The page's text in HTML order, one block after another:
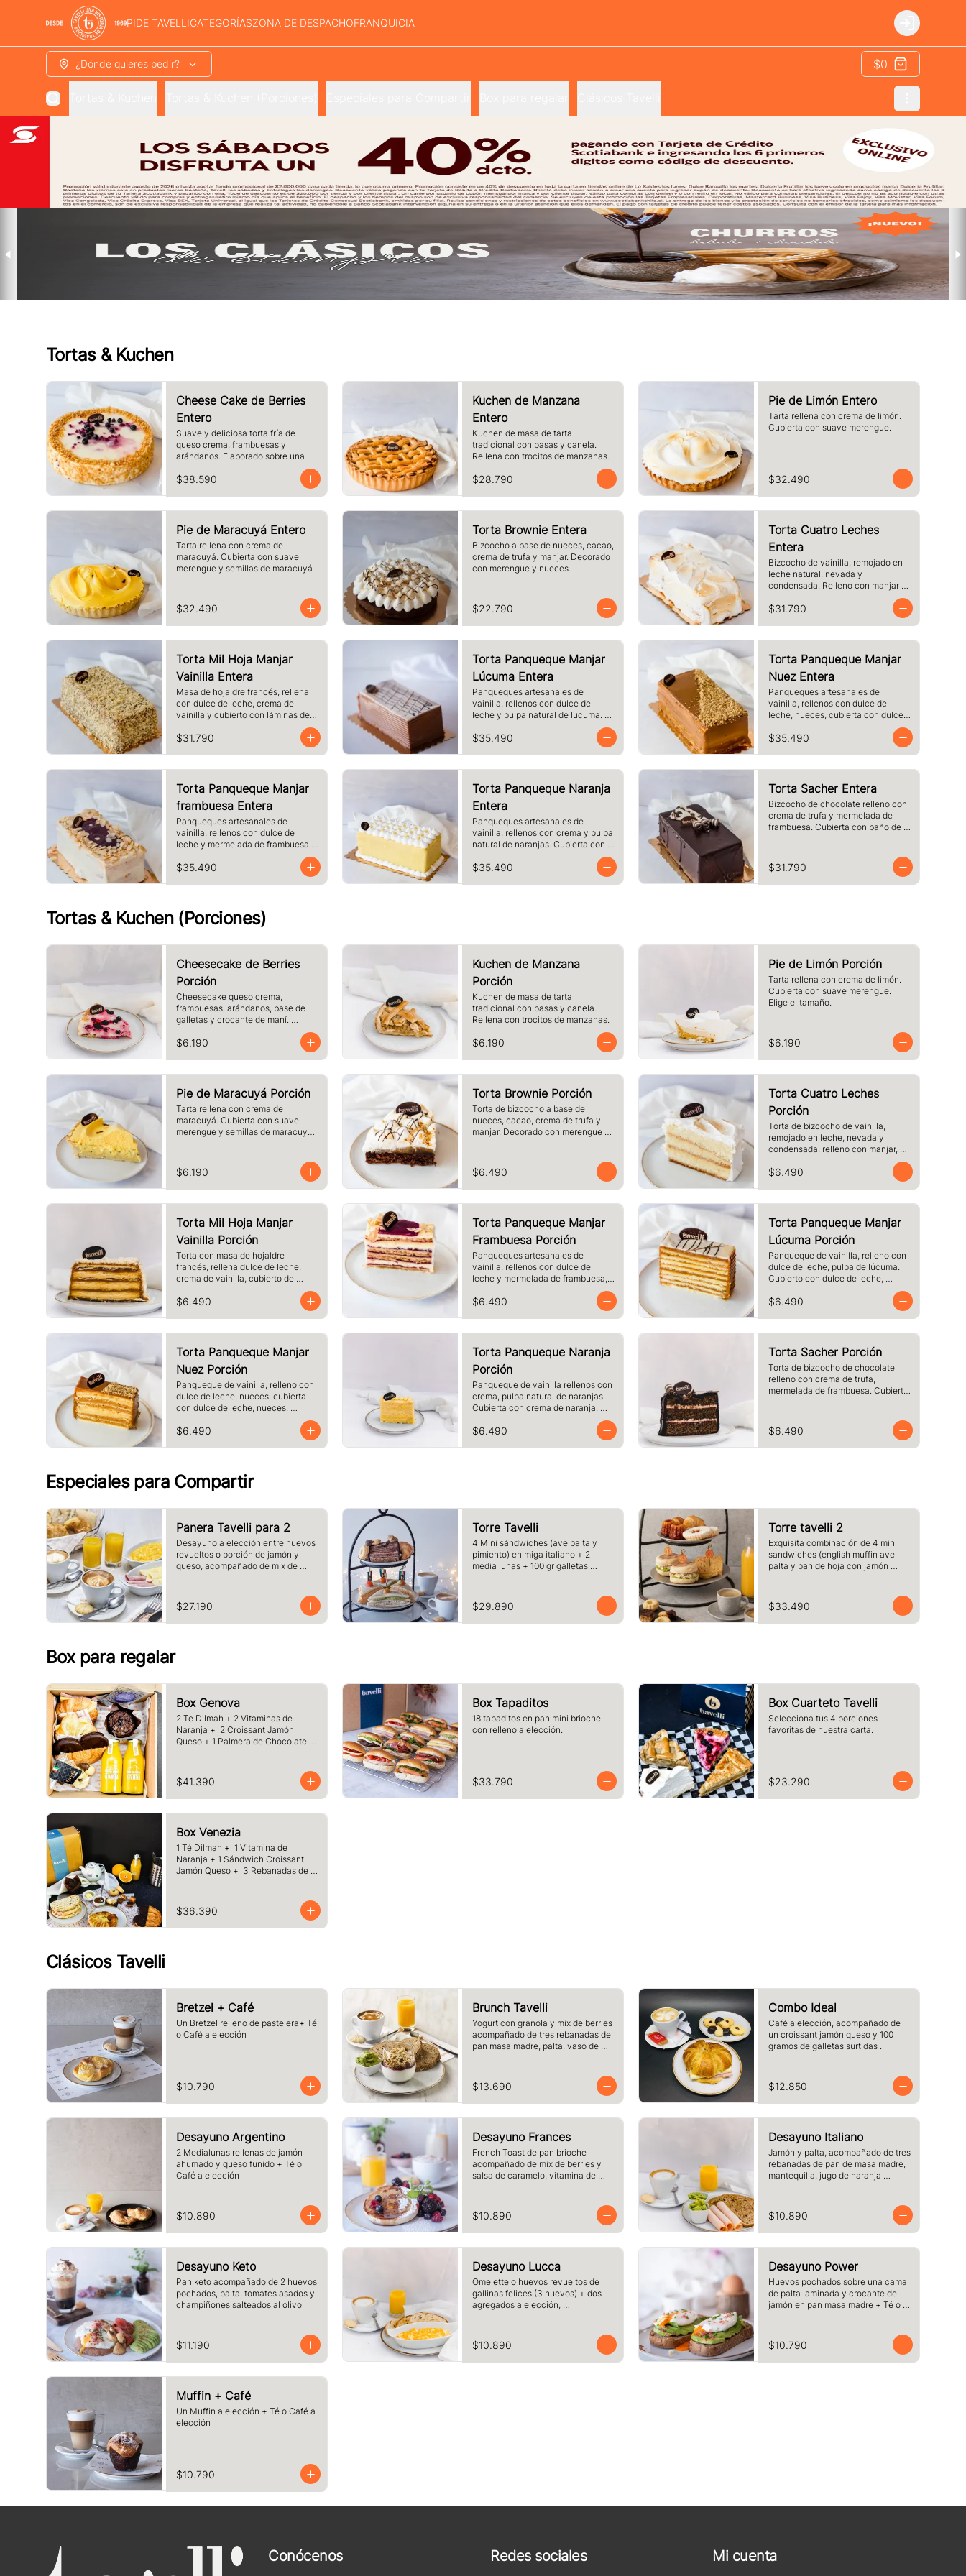
PIDE TAVELLICATEGORÍASZONA DE DESPACHOFRANQUICIA Login
¿Dónde quieres pedir? $0
Tortas & Kuchen
Cheese Cake de Berries
Entero
Suave y deliciosa torta fría de
queso crema, frambuesas y
arándanos. Elaborado sobre una
base de galletas y decorado con
crocante de maní.
$38.590
Kuchen de Manzana
Entero
Kuchen de masa de tarta
tradicional con pasas y canela.
Rellena con trocitos de manzanas.
$28.790
Pie de Limón Entero
Tarta rellena con crema de limón.
Cubierta con suave merengue.
$32.490
Pie de Maracuyá Entero
Tarta rellena con crema de
maracuyá. Cubierta con suave
merengue y semillas de maracuyá
$32.490
Torta Brownie Entera
Bizcocho a base de nueces, cacao,
crema de trufa y manjar. Decorado
con merengue y nueces.
$22.790
Torta Cuatro Leches
Entera
Bizcocho de vainilla, remojado en
leche natural, nevada y
condensada. Relleno con manjar y
$31.790
Torta Mil Hoja Manjar
Vainilla Entera
Masa de hojaldre francés, rellena
con dulce de leche, crema de
vainilla y cubierto con láminas de
$31.790
Torta Panqueque Manjar
Lúcuma Entera
Panqueques artesanales de
vainilla, rellenos con dulce de
leche y pulpa natural de lucuma.
chocolate blanco.
$35.490
Torta Panqueque Manjar
Nuez Entera
Panqueques artesanales de
vainilla, rellenos con dulce de
leche, nueces, cubierta con dulce
$35.490
Torta Panqueque Manjar
frambuesa Entera
Panqueques artesanales de
vainilla, rellenos con dulce de
leche y mermelada de frambuesa,
blanco y almendras laminadas
$35.490
Torta Panqueque Naranja
Entera
Panqueques artesanales de
vainilla, rellenos con crema y pulpa
natural de naranjas. Cubierta con
$35.490
Torta Sacher Entera
Bizcocho de chocolate relleno con
crema de trufa y mermelada de
frambuesa. Cubierta con baño de
$31.790
Tortas & Kuchen (Porciones)
Cheesecake de Berries
Porción
Cheesecake queso crema,
frambuesas, arándanos, base de
galletas y crocante de maní.
$6.190
Kuchen de Manzana
Porción
Kuchen de masa de tarta
tradicional con pasas y canela.
Rellena con trocitos de manzanas.
$6.190
Pie de Limón Porción
Tarta rellena con crema de limón.
Cubierta con suave merengue.
Elige el tamaño.
$6.190
Pie de Maracuyá Porción
Tarta rellena con crema de
maracuyá. Cubierta con suave
merengue y semillas de maracuyá.
$6.190
Torta Brownie Porción
Torta de bizcocho a base de
nueces, cacao, crema de trufa y
manjar. Decorado con merengue y
$6.490
Torta Cuatro Leches
Porción
Torta de bizcocho de vainilla,
remojado en leche, nevada y
condensada. relleno con manjar,
cubierto de merengue. tamaño a
elección.
$6.490
Torta Mil Hoja Manjar
Vainilla Porción
Torta con masa de hojaldre
francés, rellena dulce de leche,
crema de vainilla, cubierto de
elección.
$6.490
Torta Panqueque Manjar
Frambuesa Porción
Panqueques artesanales de
vainilla, rellenos con dulce de
leche y mermelada de frambuesa,
blanco y almendras laminadas
$6.490
Torta Panqueque Manjar
Lúcuma Porción
Panqueque de vainilla, relleno con
dulce de leche, pulpa de lúcuma.
Cubierto con dulce de leche,
elección.
$6.490
Torta Panqueque Manjar
Nuez Porción
Panqueque de vainilla, relleno con
dulce de leche, nueces, cubierta
con dulce de leche, nueces.
$6.490
Torta Panqueque Naranja
Porción
Panqueque de vainilla rellenos con
crema, pulpa natural de naranjas.
Cubierta con crema de naranja,
$6.490
Torta Sacher Porción
Torta de bizcocho de chocolate
relleno con crema de trufa,
mermelada de frambuesa. Cubierta
$6.490
Especiales para Compartir
Panera Tavelli para 2
Desayuno a elección entre huevos
revueltos o porción de jamón y
queso, acompañado de mix de
jugo de naranja (125 cc ), y dos
café o té a elección
$27.190
Torre Tavelli
4 Mini sándwiches (ave palta y
pimiento) en miga italiano + 2
media lunas + 100 gr galletas
$29.890
Torre tavelli 2
Exquisita combinación de 4 mini
sandwiches (english muffin ave
palta y pan de hoja con jamón
frambuesas + 2 café o té + 2 jugos
pequeños.
$33.490
Box para regalar
Box Genova
2 Te Dilmah + 2 Vitaminas de
Naranja +  2 Croissant Jamón
Queso + 1 Palmera de Chocolate +
$41.390
Box Tapaditos
18 tapaditos en pan mini brioche
con relleno a elección.
$33.790
Box Cuarteto Tavelli
Selecciona tus 4 porciones
favoritas de nuestra carta.
$23.290
Box Venezia
1 Té Dilmah +  1 Vitamina de
Naranja + 1 Sándwich Croissant
Jamón Queso +  3 Rebanadas de
Chocolate, +1 Muffin Artesanal
+100 gr de Galletas Surtida.
$36.390
Clásicos Tavelli
Bretzel + Café
Un Bretzel relleno de pastelera+ Té
o Café a elección
$10.790
Brunch Tavelli
Yogurt con granola y mix de berries
acompañado de tres rebanadas de
pan masa madre, palta, vaso de
$13.690
Combo Ideal
Café a elección, acompañado de
un croissant jamón queso y 100
gramos de galletas surtidas .
$12.850
Desayuno Argentino
2 Medialunas rellenas de jamón
ahumado y queso funido + Té o
Café a elección
$10.890
Desayuno Frances
French Toast de pan brioche
acompañado de mix de berries y
salsa de caramelo, vitamina de
$10.890
Desayuno Italiano
Jamón y palta, acompañado de tres
rebanadas de pan de masa madre,
mantequilla, jugo de naranja
$10.890
Desayuno Keto
Pan keto acompañado de 2 huevos
pochados, palta, tomates asados y
champiñones salteados al olivo
$11.190
Desayuno Lucca
Omelette o huevos revueltos de
gallinas felices (3 huevos) + dos
agregados a elección,
vaso de jugo de naranja (125cc) y
té o café a elección.
$10.890
Desayuno Power
Huevos pochados sobre una cama
de palta laminada y crocante de
jamón en pan masa madre + Té o
$10.790
Muffin + Café
Un Muffin a elección + Té o Café a
elección
$10.790
Conócenos Redes sociales Mi cuenta